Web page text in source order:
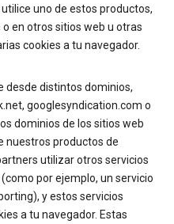
uno de estos productos,
o en otros sitios web u otras
cookies a tu navegador.
desde distintos dominios,
googlesyndication.com o
dominios de los sitios web
nuestros productos de
utilizar otros servicios
por ejemplo, un servicio
y estos servicios
a tu navegador. Estas